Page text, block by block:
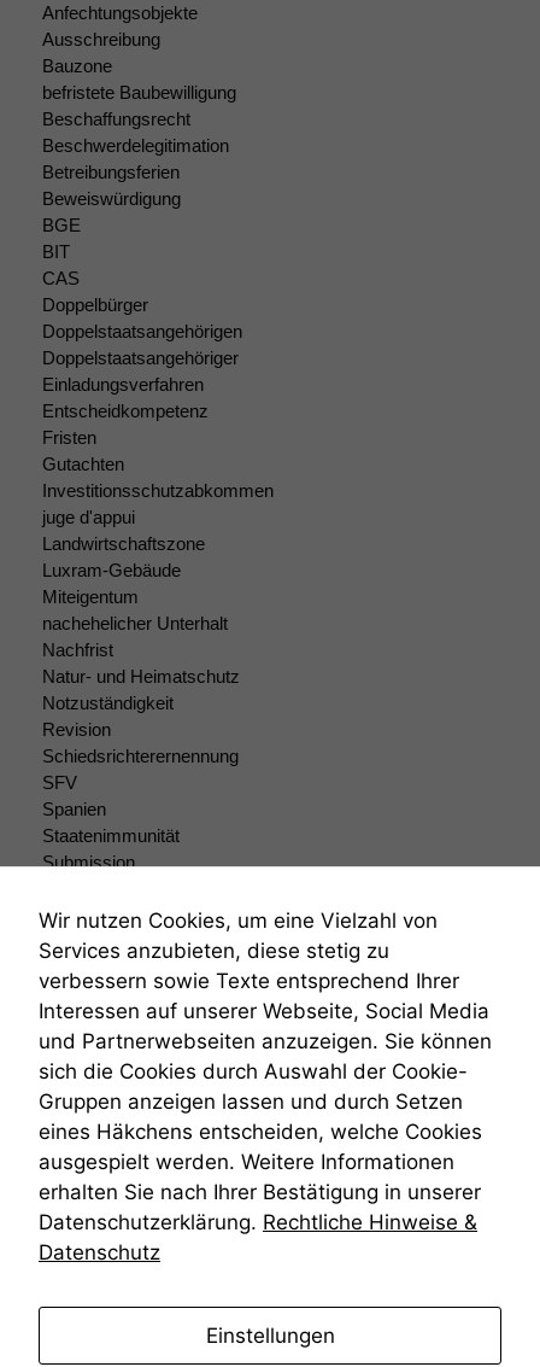
Anfechtungsobjekte
Ausschreibung
Bauzone
befristete Baubewilligung
Beschaffungsrecht
Beschwerdelegitimation
Betreibungsferien
Beweiswürdigung
BGE
BIT
CAS
Doppelbürger
Doppelstaatsangehörigen
Doppelstaatsangehöriger
Einladungsverfahren
Entscheidkompetenz
Fristen
Gutachten
Investitionsschutzabkommen
juge d'appui
Landwirtschaftszone
Luxram-Gebäude
Miteigentum
nachehelicher Unterhalt
Nachfrist
Natur- und Heimatschutz
Notzuständigkeit
Revision
Schiedsrichterernennung
SFV
Spanien
Staatenimmunität
Submission
Teilungsklage
Venezuela
VRK
Wiederherstellungsanordnung
Zivilprozessordnung
ZPO
Zustellfiktion
Zuständigkeit
Öffentliches Personalrecht
Öffentlichkeitsprinzip
Wir nutzen Cookies, um eine Vielzahl von
Services anzubieten, diese stetig zu
verbessern sowie Texte entsprechend Ihrer
Interessen auf unserer Webseite, Social Media
und Partnerwebseiten anzuzeigen. Sie können
sich die Cookies durch Auswahl der Cookie-
Gruppen anzeigen lassen und durch Setzen
eines Häkchens entscheiden, welche Cookies
ausgespielt werden. Weitere Informationen
erhalten Sie nach Ihrer Bestätigung in unserer
Datenschutzerklärung. Rechtliche Hinweise &
Datenschutz
Einstellungen
statistische
Funktionalität
Einige
Funktionen auf
dieser Website
sind optional.
Wenn Sie
diese Option
deaktivieren,
kann die
Website nicht
zu 100%
Marketing